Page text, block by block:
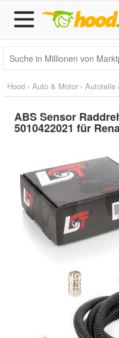
Hood › Auto & Motor › Autoteile
ABS Sensor
5010422021 für